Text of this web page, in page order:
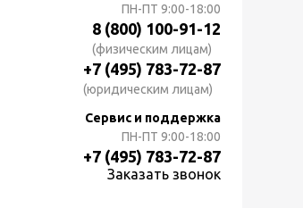
ПН-ПТ 9:00-18:00
8 (800) 100-91-12
(физическим лицам)
+7 (495) 783-72-87
(юридическим лицам)
Сервис и поддержка
ПН-ПТ 9:00-18:00
+7 (495) 783-72-87
Заказать звонок